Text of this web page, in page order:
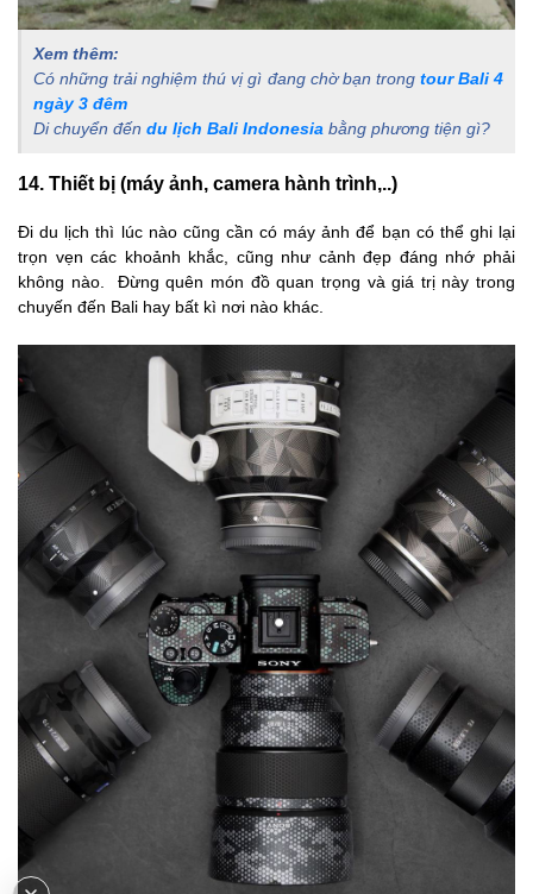
Xem thêm:
Có những trải nghiệm thú vị gì đang chờ bạn trong tour Bali 4
ngày 3 đêm
Di chuyển đến du lịch Bali Indonesia bằng phương tiện gì?
14. Thiết bị (máy ảnh, camera hành trình,..)
Đi du lịch thì lúc nào cũng cần có máy ảnh để bạn có thể ghi lại
trọn vẹn các khoảnh khắc, cũng như cảnh đẹp đáng nhớ phải
không nào. Đừng quên món đồ quan trọng và giá trị này trong
chuyến đến Bali hay bất kì nơi nào khác.